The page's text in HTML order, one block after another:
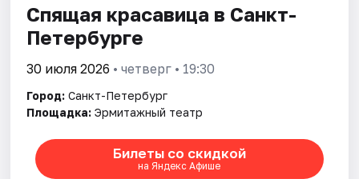
Спящая красавица в Санкт-
Петербурге
30 июля 2026 • четверг • 19:30
Город: Санкт-Петербург
Площадка: Эрмитажный театр
Билеты со скидкой
на Яндекс Афише